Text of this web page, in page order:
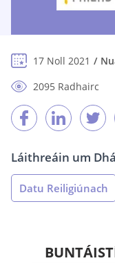
17 Noll 2021
2095 Radhairc
Láithreáin um
Datu Reiligiúnach